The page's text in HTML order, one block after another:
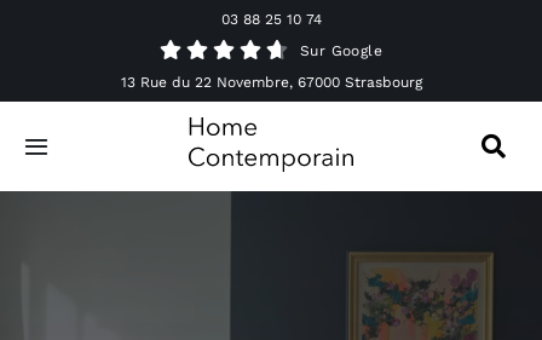
03 88 25 10 74
Sur Google
13 Rue du 22 Novembre, 67000 Strasbourg
Toggle
Navigation